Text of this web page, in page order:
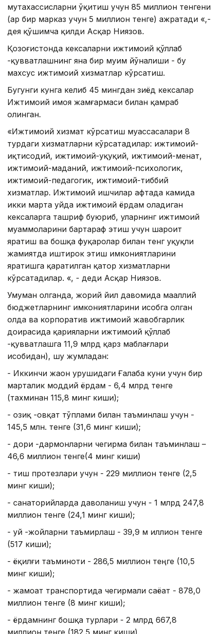
мутахассисларни ўқитиш учун 85 миллион тенгени
(ҳар бир марказ учун 5 миллион тенге) ажратади «,-
дея қўшимча қилди Aсқар Ниязов.
Қозоғистонда кексаларни ижтимоий қўллаб
-қувватлашнинг яна бир муҳим йўналиши - бу
махсус ижтимоий хизматлар кўрсатиш.
Бугунги кунга келиб 45 мингдан зиёд кексалар
Ижтимоий ҳимоя жамғармаси билан қамраб
олинган.
«Ижтимоий хизмат кўрсатиш муассасалари 8
турдаги хизматларни кўрсатадилар: ижтимоий-
иқтисодий, ижтимоий-ҳуқуқий, ижтимоий-меҳнат,
ижтимоий-маданий, ижтимоий-психологик,
ижтимоий-педагогик, ижтимоий-тиббий
хизматлар. Ижтимоий ишчилар ҳафтада камида
икки марта уйда ижтимоий ёрдам оладиган
кексаларга ташриф буюриб, уларнинг ижтимоий
муаммоларини бартараф этиш учун шароит
яратиш ва бошқа фуқаролар билан тенг ҳуқуқли
жамиятда иштирок этиш имкониятларини
яратишга қаратилган қатор хизматларни
кўрсатадилар. «, - деди Aсқар Ниязов.
Умуман олганда, жорий йил давомида маҳаллий
бюджетларнинг имкониятларини ҳисобга олган
ҳолда ва корпоратив ижтимоий жавобгарлик
доирасида қарияларни ижтимоий қўллаб
-қувватлашга 11,9 млрд қарз маблағлари
ҳисобидан), шу жумладан:
- Иккинчи жаҳон урушидаги Ғалаба куни учун бир
марталик моддий ёрдам - 6,4 млрд тенге
(тахминан 115,8 минг киши);
- озиқ -овқат тўплами билан таъминлаш учун -
145,5 млн. тенге (31,6 минг киши);
- дори -дармонларни чегирма билан таъминлаш –
46,6 миллион тенге(4 минг киши)
- тиш протезлари учун - 229 миллион тенге (2,5
минг киши);
- санаторийларда даволаниш учун - 1 млрд 247,8
миллион тенге (24,1 минг киши);
- уй -жойларни таъмирлаш - 39,9 м иллион тенге
(517 киши);
- ёқилғи таъминоти - 286,5 миллион теңге (10,5
минг киши);
- жамоат транспортида чегирмали саёҳат - 878,0
миллион тенге (8 минг киши);
- ёрдамнинг бошқа турлари - 2 млрд 667,8
миллион тенге (182,5 минг киши).